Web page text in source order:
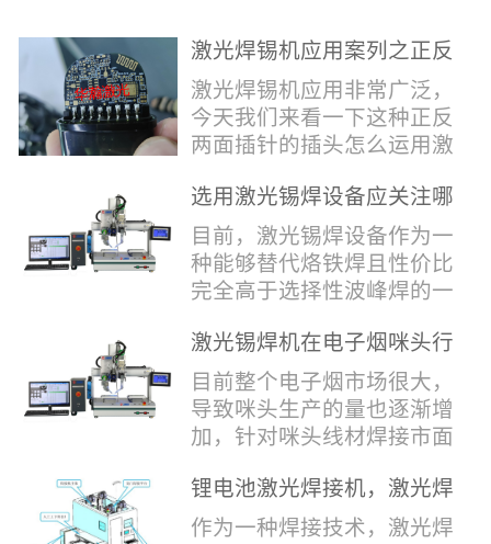
整机调试、性能检测到成品
领域十余载，没有华丽的措
辞，只有最朴实的工艺呈
现，为客户解决实实在在的
落地生产难题。决定电池安
全的“微米关卡”随着新能源
汽车与储能市场爆发式增
堂，共同回顾了过去一年的
奋斗与辉煌，分享了成功的
喜悦，并对新的一年充满了
无限憧憬。回望过去，铭记
经理尹建中先生发表了振奋
人心的讲话。他首先对全体
员工在过去一年中的辛勤付
出和卓越贡献表示了最衷心
的感谢，并全面回顾了公司
在过去一年里取得的各项成
激光焊锡机应用案列之正反
两面插针焊接
激光焊锡机应用非常广泛，
今天我们来看一下这种正反
两面插针的插头怎么运用激
反两面都有插针的插头，其
焊接的方式还是有一定的难
点的，第一回流焊和自动烙
铁焊都不合适，因为对面一
会烫伤，在加上有干涉，烙
铁头不方便下去，目前在大
多数情况只能采用人工焊
接，目前人工成本贵，流动
性大，焊接的品质也难保
证。 但采用激光...
选用激光锡焊设备应关注哪
些方面
目前，激光锡焊设备作为一
种能够替代烙铁焊且性价比
完全高于选择性波峰焊的一
来越多的企业关注与使用，
那么在选择激光锡焊设备方
面应该关注哪几点哪？
其一，激光锡焊接设备上
动力核心部件，激光器肯定
是锡焊接设备最至关重要的
一环。目前作为激光锡焊接
激光锡焊机在电子烟咪头行
业的应用
目前整个电子烟市场很大，
导致咪头生产的量也逐渐增
加，针对咪头线材焊接市面
统烙铁焊接，优势价格便
宜，咪头焊接自动化生产线
锂电池激光焊接机，激光焊
锡机厂家如何选？
作为一种焊接技术，激光焊